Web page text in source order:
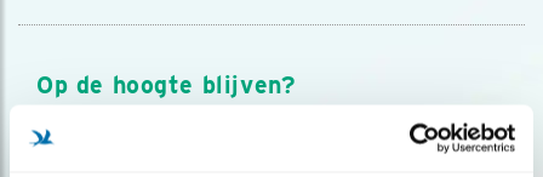
Op de hoogte blijven?
Meld je aan en ontvang nieuws, inspiratie, acties en tips
over vogels en activiteiten van Vogelbescherming.